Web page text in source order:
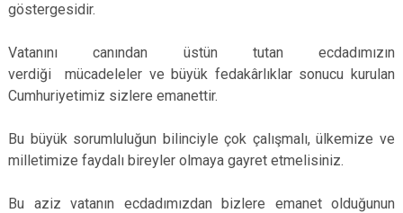
göstergesidir.
Vatanını canından üstün tutan ecdadımızın
verdiği mücadeleler ve büyük fedakârlıklar sonucu kurulan
Cumhuriyetimiz sizlere emanettir.
Bu büyük sorumluluğun bilinciyle çok çalışmalı, ülkemize ve
milletimize faydalı bireyler olmaya gayret etmelisiniz.
Bu aziz vatanın ecdadımızdan bizlere emanet olduğunun